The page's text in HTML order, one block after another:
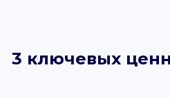
3 ключевых